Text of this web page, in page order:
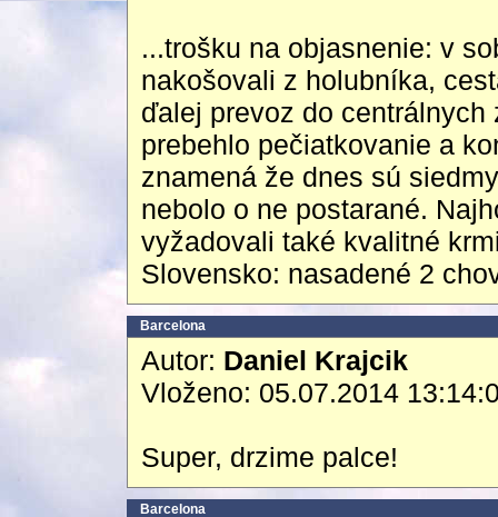
...trošku na objasnenie: v
nakošovali z holubníka,
ďalej prevoz do
prebehlo pečiatkovanie a
znamená že dnes sú
nebolo o ne postarané.
vyžadovali také kvalitné
Slovensko: nasadené 2
Barcelona
Autor: Daniel Krajcik
Vloženo: 05.07.2014
Super, drzime palce!
Barcelona